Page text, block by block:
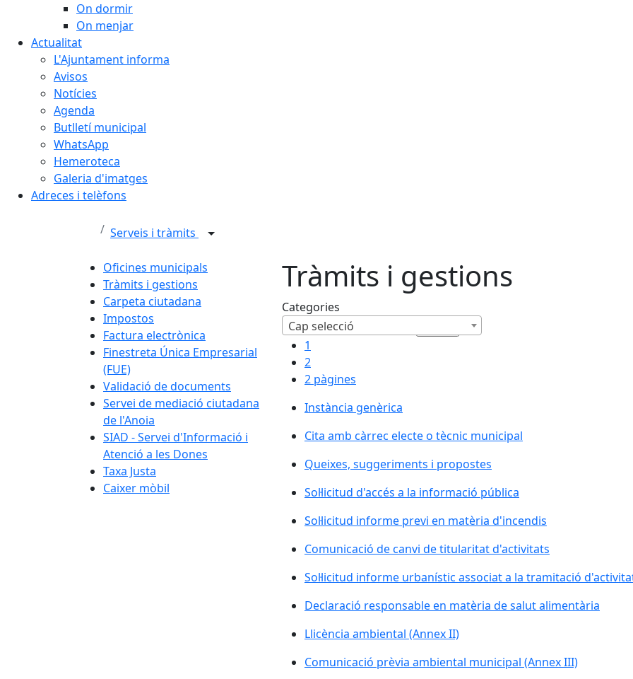
On dormir
On menjar
Actualitat
L'Ajuntament informa
Avisos
Notícies
Agenda
Butlletí municipal
WhatsApp
Hemeroteca
Galeria d'imatges
Adreces i telèfons
Serveis i tràmits
Oficines municipals
Tràmits i gestions
Carpeta ciutadana
Impostos
Factura electrònica
Finestreta Única Empresarial
(FUE)
Validació de documents
Servei de mediació ciutadana
de l'Anoia
SIAD - Servei d'Informació i
Atenció a les Dones
Taxa Justa
Caixer mòbil
Tràmits i gestions
Categories
Cap selecció
1
2
2 pàgines
Instància genèrica
Cita amb càrrec electe o tècnic municipal
Queixes, suggeriments i propostes
Sol·licitud d'accés a la informació pública
Sol·licitud informe previ en matèria d'incendis
Comunicació de canvi de titularitat d'activitats
Sol·licitud informe urbanístic associat a la tramitació
Declaració responsable en matèria de salut alimentària
Llicència ambiental (Annex II)
Comunicació prèvia ambiental municipal (Annex III)